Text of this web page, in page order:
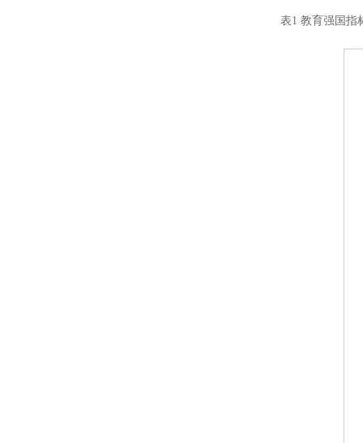
表1 教育强国指